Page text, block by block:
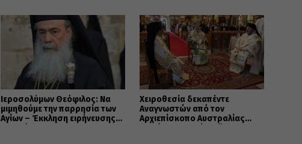
Ιεροσολύμων Θεόφιλος: Να
μιμηθούμε την παρρησία των
Αγίων – Έκκληση ειρήνευσης
Χειροθεσία δεκαπέντε
Αναγνωστών από τον
Αρχιεπίσκοπο Αυστραλίας